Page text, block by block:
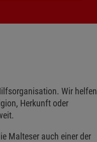
Wir helfen
Herkunft oder
Malteser auch einer der